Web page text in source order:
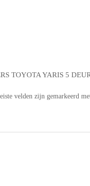
TOYOTA YARIS 5
velden zijn gemarkeerd